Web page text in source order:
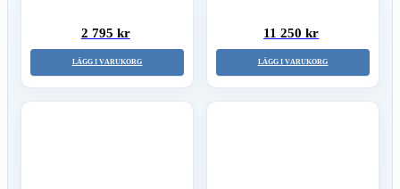
2 795 kr
LÄGG I VARUKORG
11 250 kr
LÄGG I VARUKORG